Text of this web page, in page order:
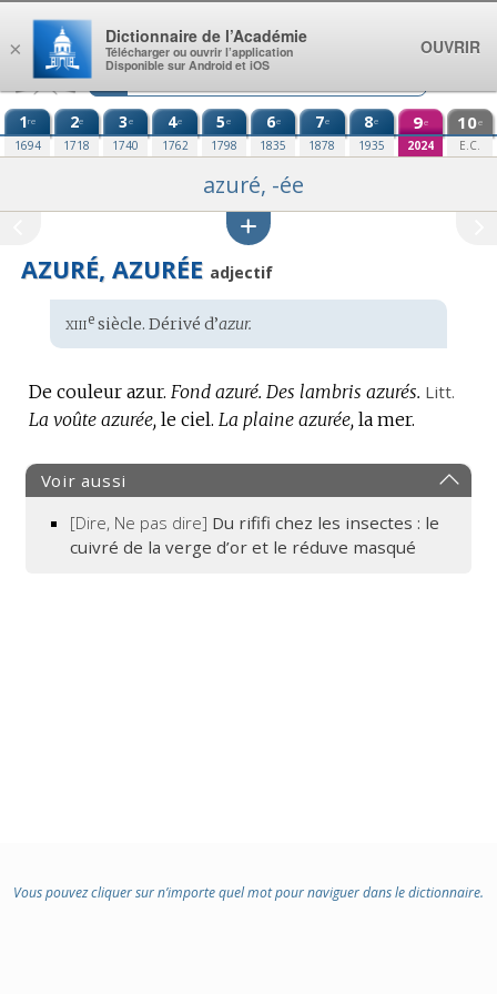
Aller au contenu
1re
1694
2e
1718
3e
1740
4e
1762
5e
1798
6e
1835
7e
1878
8e
1935
9e
2024
10e
E.C.
azuré, -ée
AZURÉ, AZURÉE adjectif
Étymologie
:
xiiiesiècle. Dérivé d’azur.
De couleur azur. Fond azuré. Des lambris azurés. Litt.
La voûte azurée, le ciel. La plaine azurée, la mer.
Voir aussi
[Dire, Ne pas dire] Du rififi chez les insectes : le
cuivré de la verge d’or et le réduve masqué
Vous pouvez cliquer sur n’importe quel mot pour naviguer dans le dictionnaire.
×
Dictionnaire de l’Académie
Télécharger ou ouvrir l’application
Disponible sur Android et iOS
OUVRIR